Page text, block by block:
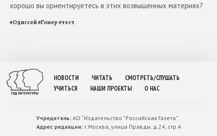
хорошо вы ориентируетесь в этих возвышенных материях?
#Одиссей#Гомер#тест
НОВОСТИ ЧИТАТЬ
СМОТРЕТЬ/СЛУШАТЬ
УЧИТЬСЯ
НАШИ ПРОЕКТЫ О НАС
Учредитель:АО “Издательство ”Российская Газета”
Адрес редакции:г.Москва, улица Правды. д.24, стр.4